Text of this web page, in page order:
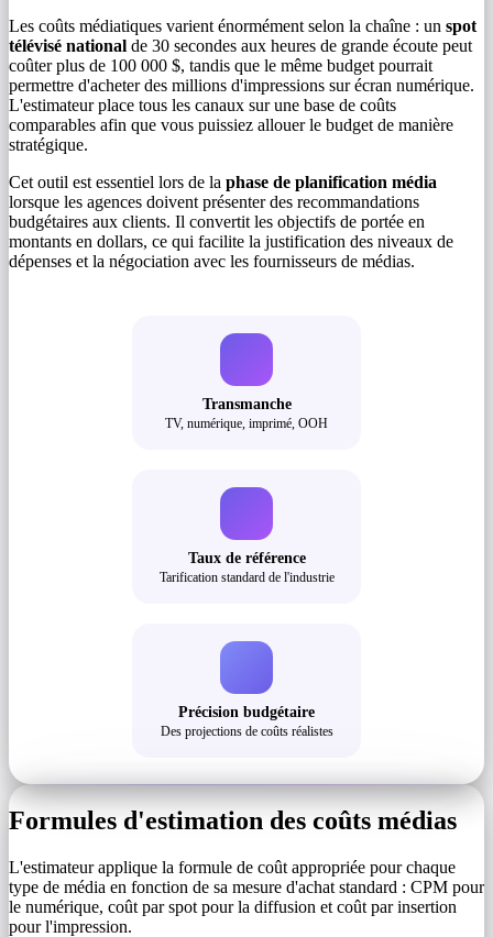
Les coûts médiatiques varient énormément selon la chaîne : un spot
télévisé national de 30 secondes aux heures de grande écoute peut
coûter plus de 100 000 $, tandis que le même budget pourrait
permettre d'acheter des millions d'impressions sur écran numérique.
L'estimateur place tous les canaux sur une base de coûts
comparables afin que vous puissiez allouer le budget de manière
stratégique.
Cet outil est essentiel lors de la phase de planification média
lorsque les agences doivent présenter des recommandations
budgétaires aux clients. Il convertit les objectifs de portée en
montants en dollars, ce qui facilite la justification des niveaux de
dépenses et la négociation avec les fournisseurs de médias.
Transmanche
TV, numérique, imprimé, OOH
Taux de référence
Tarification standard de l'industrie
Précision budgétaire
Des projections de coûts réalistes
Formules d'estimation des coûts médias
L'estimateur applique la formule de coût appropriée pour chaque
type de média en fonction de sa mesure d'achat standard : CPM pour
le numérique, coût par spot pour la diffusion et coût par insertion
pour l'impression.